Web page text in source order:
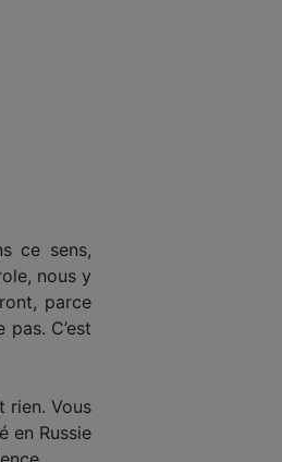
ce sens,
nous y
parce
C’est
rien. Vous
en Russie